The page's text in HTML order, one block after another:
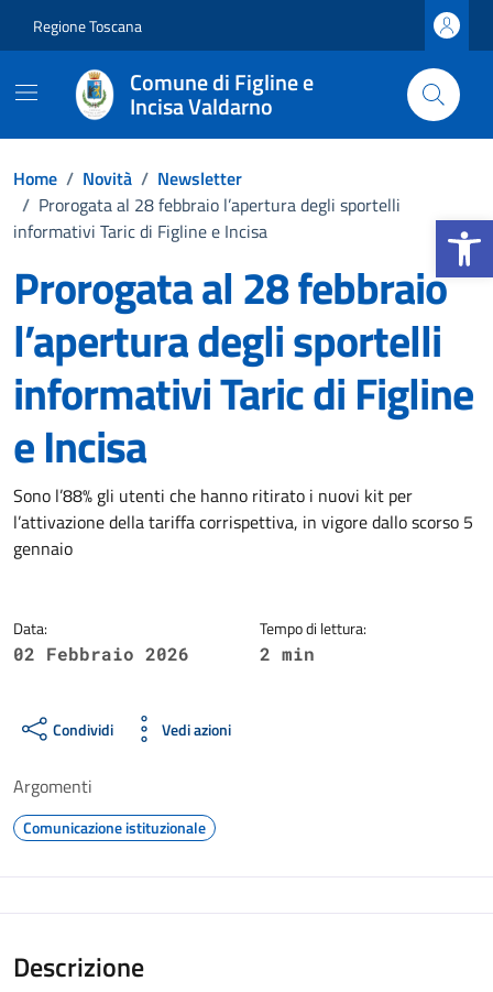
Apri la
Regione Toscana
Comune di Figline e
Incisa Valdarno
Home / Novità / Newsletter
/ Prorogata al 28 febbraio l’apertura degli sportelli
informativi Taric di Figline e Incisa
Prorogata al 28 febbraio
l’apertura degli sportelli
informativi Taric di Figline
e Incisa
Dettagli della notizia
Sono l’88% gli utenti che hanno ritirato i nuovi kit per
l’attivazione della tariffa corrispettiva, in vigore dallo scorso 5
gennaio
Data:
02 Febbraio 2026
Tempo di lettura:
2 min
Condividi Vedi azioni
Argomenti
Comunicazione istituzionale
Descrizione